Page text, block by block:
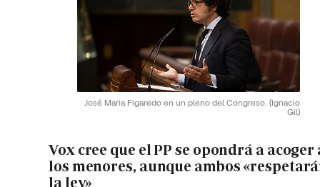
José Maria Figaredo en un pleno del Congreso. (Ignacio
Gil)
Vox cree que el PP se opondrá a acoger
los menores, aunque ambos
la ley»